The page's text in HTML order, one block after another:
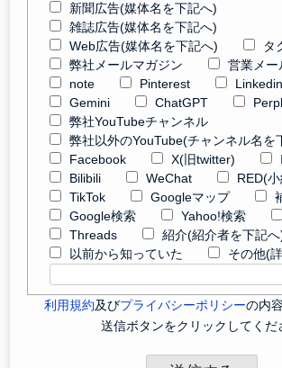
新聞広告(媒体名を下記へ)
雑誌広告(媒体名を下記へ)
Web広告(媒体名を下記へ)
タ
弊社メールマガジン
営業メー
note
Pinterest
Linkedin
Gemini
ChatGPT
弊社YouTubeチャンネル
弊社以外のYouTube(チャンネル名を
Facebook
X(旧twitter)
Bilibili
WeChat
RED(
TikTok
Googleマップ
Google検索
Yahoo!検索
Threads
紹介(紹介者を下記へ
以前から知っていた
その他(
利用規約及びプライバシーポリシーの内
送信ボタンをクリックしてくだ